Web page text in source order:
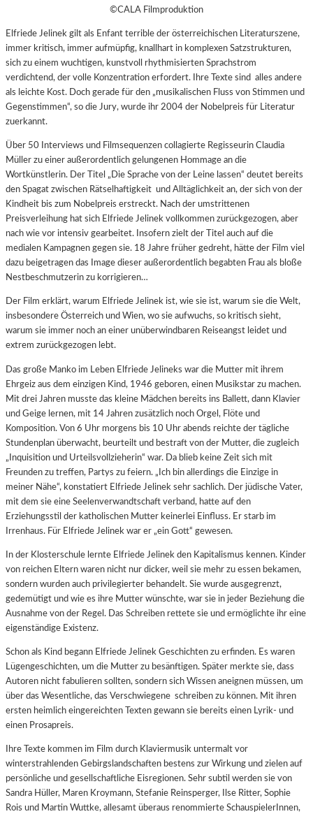
©CALA Filmproduktion
Elfriede Jelinek gilt als Enfant terrible der österreichischen Literaturszene,
immer kritisch, immer aufmüpfig, knallhart in komplexen Satzstrukturen,
sich zu einem wuchtigen, kunstvoll rhythmisierten Sprachstrom
verdichtend, der volle Konzentration erfordert. Ihre Texte sind alles andere
als leichte Kost. Doch gerade für den „musikalischen Fluss von Stimmen und
Gegenstimmen“, so die Jury, wurde ihr 2004 der Nobelpreis für Literatur
zuerkannt.
Über 50 Interviews und Filmsequenzen collagierte Regisseurin Claudia
Müller zu einer außerordentlich gelungenen Hommage an die
Wortkünstlerin. Der Titel „Die Sprache von der Leine lassen“ deutet bereits
den Spagat zwischen Rätselhaftigkeit und Alltäglichkeit an, der sich von der
Kindheit bis zum Nobelpreis erstreckt. Nach der umstrittenen
Preisverleihung hat sich Elfriede Jelinek vollkommen zurückgezogen, aber
nach wie vor intensiv gearbeitet. Insofern zielt der Titel auch auf die
medialen Kampagnen gegen sie. 18 Jahre früher gedreht, hätte der Film viel
dazu beigetragen das Image dieser außerordentlich begabten Frau als bloße
Nestbeschmutzerin zu korrigieren…
Der Film erklärt, warum Elfriede Jelinek ist, wie sie ist, warum sie die Welt,
insbesondere Österreich und Wien, wo sie aufwuchs, so kritisch sieht,
warum sie immer noch an einer unüberwindbaren Reiseangst leidet und
extrem zurückgezogen lebt.
Das große Manko im Leben Elfriede Jelineks war die Mutter mit ihrem
Ehrgeiz aus dem einzigen Kind, 1946 geboren, einen Musikstar zu machen.
Mit drei Jahren musste das kleine Mädchen bereits ins Ballett, dann Klavier
und Geige lernen, mit 14 Jahren zusätzlich noch Orgel, Flöte und
Komposition. Von 6 Uhr morgens bis 10 Uhr abends reichte der tägliche
Stundenplan überwacht, beurteilt und bestraft von der Mutter, die zugleich
„Inquisition und Urteilsvollzieherin“ war. Da blieb keine Zeit sich mit
Freunden zu treffen, Partys zu feiern. „Ich bin allerdings die Einzige in
meiner Nähe“, konstatiert Elfriede Jelinek sehr sachlich. Der jüdische Vater,
mit dem sie eine Seelenverwandtschaft verband, hatte auf den
Erziehungsstil der katholischen Mutter keinerlei Einfluss. Er starb im
Irrenhaus. Für Elfriede Jelinek war er „ein Gott“ gewesen.
In der Klosterschule lernte Elfriede Jelinek den Kapitalismus kennen. Kinder
von reichen Eltern waren nicht nur dicker, weil sie mehr zu essen bekamen,
sondern wurden auch privilegierter behandelt. Sie wurde ausgegrenzt,
gedemütigt und wie es ihre Mutter wünschte, war sie in jeder Beziehung die
Ausnahme von der Regel. Das Schreiben rettete sie und ermöglichte ihr eine
eigenständige Existenz.
Schon als Kind begann Elfriede Jelinek Geschichten zu erfinden. Es waren
Lügengeschichten, um die Mutter zu besänftigen. Später merkte sie, dass
Autoren nicht fabulieren sollten, sondern sich Wissen aneignen müssen, um
über das Wesentliche, das Verschwiegene schreiben zu können. Mit ihren
ersten heimlich eingereichten Texten gewann sie bereits einen Lyrik- und
einen Prosapreis.
Ihre Texte kommen im Film durch Klaviermusik untermalt vor
winterstrahlenden Gebirgslandschaften bestens zur Wirkung und zielen auf
persönliche und gesellschaftliche Eisregionen. Sehr subtil werden sie von
Sandra Hüller, Maren Kroymann, Stefanie Reinsperger, Ilse Ritter, Sophie
Rois und Martin Wuttke, allesamt überaus renommierte SchauspielerInnen,